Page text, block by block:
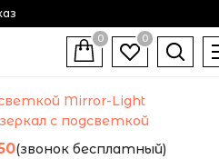
с подсветкой
(звонок бесплатный)
0
0